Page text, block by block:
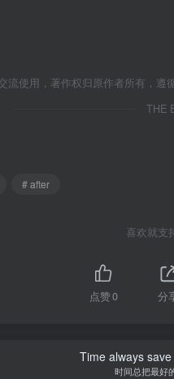
使用，著作权归原作者所有，遵
THE
# after
喜欢就支
点赞0 分
Time always
时间总把最好